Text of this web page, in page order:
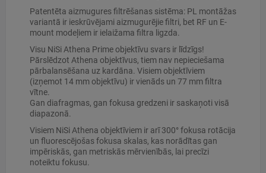
Patentēta aizmugures filtrēšanas sistēma: PL montāžas
variantā ir ieskrūvējami aizmugurējie filtri, bet RF un E-
mount modeļiem ir ielaižama filtra ligzda.
Visu NiSi Athena Prime objektīvu svars ir līdzīgs!
Pārslēdzot Athena objektīvus, tiem nav nepieciešama
pārbalansēšana uz kardāna. Visiem objektīviem
(izņemot 14 mm objektīvu) ir vienāds un 77 mm filtra
vītne.
Gan diafragmas, gan fokusa gredzeni ir saskaņoti visā
diapazonā.
Visiem NiSi Athena objektīviem ir arī 300° fokusa rotācija
un fluorescējošas fokusa skalas, kas norādītas gan
impēriskās, gan metriskās mērvienībās, lai precīzi
noteiktu fokusu.